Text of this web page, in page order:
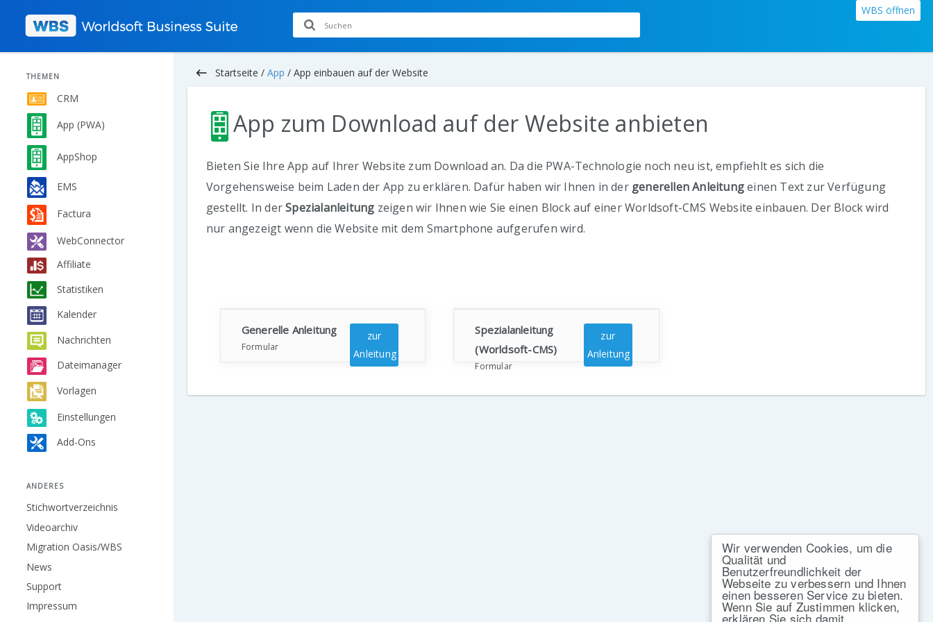
Wir verwenden Cookies, um die
Qualität und
Benutzerfreundlichkeit der
Webseite zu verbessern und Ihnen
einen besseren Service zu bieten.
Wenn Sie auf Zustimmen klicken,
erklären Sie sich damit
WBS öffnen
THEMEN
CRM
App (PWA)
AppShop
EMS
Factura
WebConnector
Affiliate
Statistiken
Kalender
Nachrichten
Dateimanager
Vorlagen
Einstellungen
Add-Ons
ANDERES
Stichwortverzeichnis
Videoarchiv
Migration Oasis/WBS
News
Support
Impressum
keyboard_backspace Startseite / App / App einbauen auf der Website
App zum Download auf der Website anbieten
Bieten Sie Ihre App auf Ihrer Website zum Download an. Da die PWA-Technologie noch neu ist, empfiehlt es sich die
Vorgehensweise beim Laden der App zu erklären. Dafür haben wir Ihnen in der generellen Anleitungeinen Text zur Verfügung
gestellt. In derSpezialanleitung zeigen wir Ihnen wie Sie einen Block auf einer Worldsoft-CMS Website einbauen. Der Block wird
nur angezeigt wenn die Website mit dem Smartphone aufgerufen wird.
Generelle Anleitung
Formular
zur
Anleitung
Spezialanleitung
(Worldsoft-CMS)
Formular
zur
Anleitung